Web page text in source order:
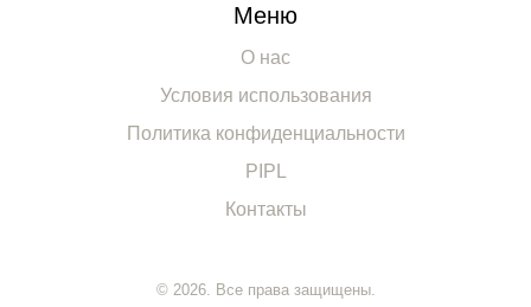
Меню
О нас
Условия использования
Политика конфиденциальности
PIPL
Контакты
© 2026. Все права защищены.